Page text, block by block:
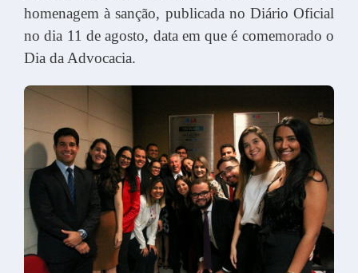
homenagem à sanção, publicada no Diário Oficial
no dia 11 de agosto, data em que é comemorado o
Dia da Advocacia.